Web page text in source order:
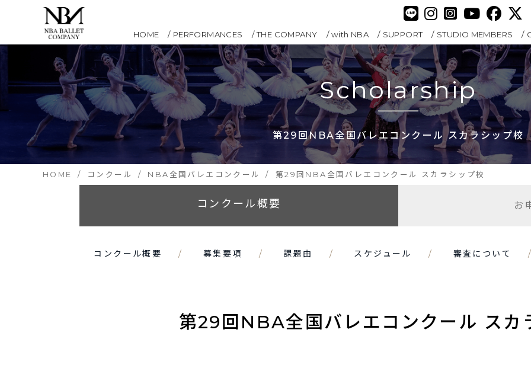
HOME PERFORMANCES THE COMPANY with NBA SUPPORT STUDIO MEMBERS
Scholarship
第29回NBA全国バレエコンクール スカラシップ校
HOME コンクール NBA全国バレエコンクール 第29回NBA全国バレエコンクール スカラシップ校
コンクール概要 お
コンクール概要 募集要項 課題曲 スケジュール 審査について
第29回NBA全国バレエコンクール スカ